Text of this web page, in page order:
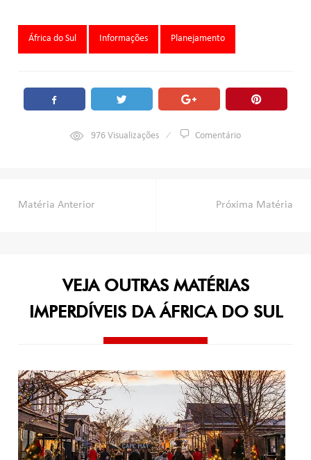
Tags:
África do Sul Informações Planejamento
976Visualizações Comentário
Navegação
Matéria Anterior Próxima Matéria
VEJA OUTRAS MATÉRIAS
IMPERDÍVEIS DA ÁFRICA DO SUL